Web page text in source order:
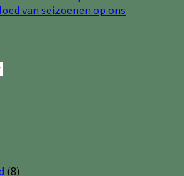
van seizoenen op ons
(8)